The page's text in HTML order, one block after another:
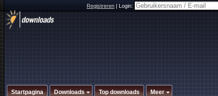
Registreren|Login:
Startpagina Downloads Top downloads Meer